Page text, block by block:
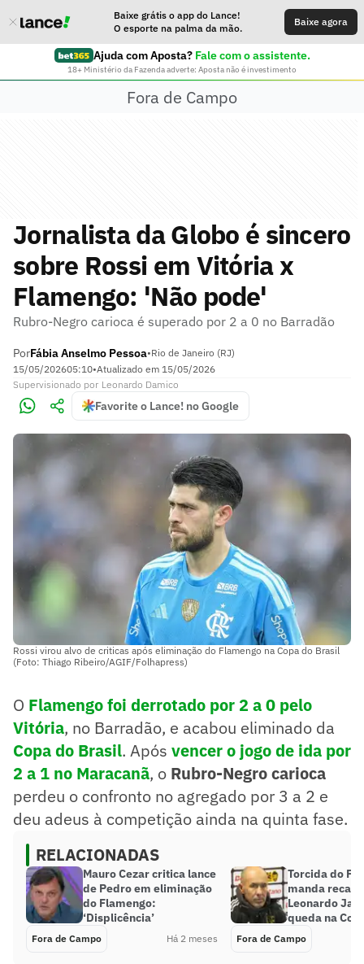
Baixe grátis o app do Lance!
O esporte na palma da mão.
Baixe agora
Ajuda com Aposta? Fale com o assistente.
18+ Ministério da Fazenda adverte: Aposta não é investimento
Fora de Campo
Jornalista da Globo é sincero
sobre Rossi em Vitória x
Flamengo: 'Não pode'
Rubro-Negro carioca é superado por 2 a 0 no Barradão
PorFábia Anselmo Pessoa•Rio de Janeiro (RJ)
15/05/202605:10•Atualizado em 15/05/2026
Supervisionado por Leonardo Damico
Favorite o Lance! no Google
Rossi virou alvo de criticas após eliminação do Flamengo na Copa do Brasil
(Foto: Thiago Ribeiro/AGIF/Folhapress)
O Flamengofoi derrotado por 2 a 0 pelo
Vitória, no Barradão, e acabou eliminado da
Copa do Brasil. Após vencer o jogo de ida por
2 a 1 no Maracanã, o Rubro-Negro carioca
perdeu o confronto no agregado por 3 a 2 e
deu adeus à competição ainda na quinta fase.
RELACIONADAS
Mauro Cezar critica lance
de Pedro em eliminação
do Flamengo:
‘Displicência’
Fora de Campo Há 2 meses
Torcida do
manda
Leonardo
queda na
Fora de Campo